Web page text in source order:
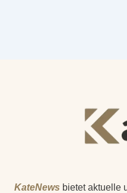
KateNews bietet aktuelle